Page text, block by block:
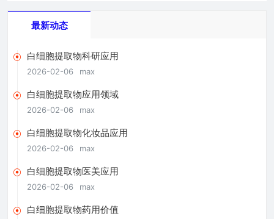
最新动态
白细胞提取物科研应用
2026-02-06 max
白细胞提取物应用领域
2026-02-06 max
白细胞提取物化妆品应用
2026-02-06 max
白细胞提取物医美应用
2026-02-06 max
白细胞提取物药用价值